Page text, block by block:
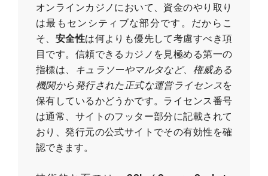
オンラインカジノにおいて、資金のやり取り
は最もセンシティブな部分です。だからこ
そ、 安全性は何よりも優先して考慮すべき項
目です。信頼できるカジノを見極める第一の
指標は、
キュラソーやマルタなど、権威ある
機関から発行された正式な運営ライセンスを
保有しているかどうかです。ライセンス番号
は通常、サイトのフッター部分に記載されて
おり、発行元の公式サイトでその有効性を確
認できます。